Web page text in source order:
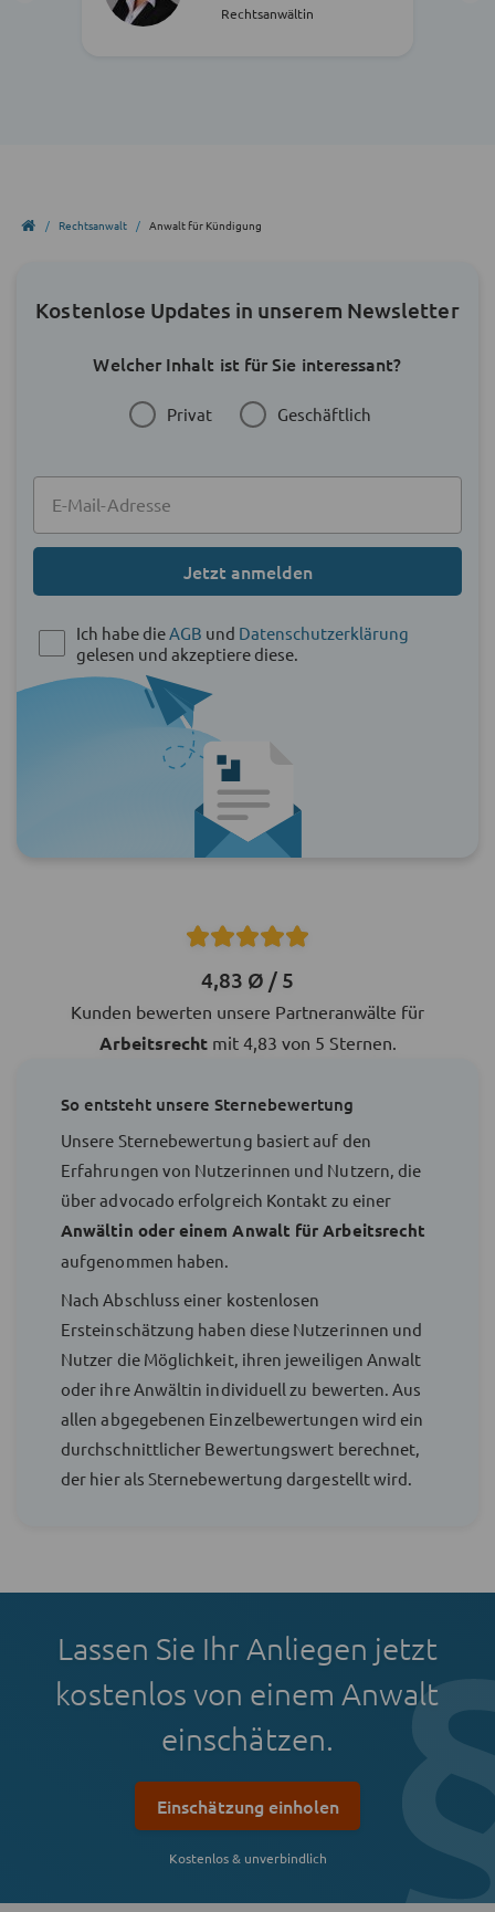
Rechtsanwältin
Rechtsanwalt Anwalt für Kündigung
Kostenlose Updates in unserem Newsletter
Welcher Inhalt ist für Sie interessant?
Privat Geschäftlich
Jetzt anmelden
Ich habe dieAGB und Datenschutzerklärung
gelesen und akzeptiere diese.
4,83 Ø / 5
Kunden bewerten unsere Partneranwälte für
Arbeitsrechtmit 4,83 von 5 Sternen.
So entsteht unsere Sternebewertung
Unsere Sternebewertung basiert auf den
Erfahrungen von Nutzerinnen und Nutzern, die
über advocado erfolgreich Kontakt zu einer
Anwältin oder einem Anwalt für Arbeitsrecht
aufgenommen haben.
Nach Abschluss einer kostenlosen
Ersteinschätzung haben diese Nutzerinnen und
Nutzer die Möglichkeit, ihren jeweiligen Anwalt
oder ihre Anwältin individuell zu bewerten. Aus
allen abgegebenen Einzelbewertungen wird ein
durchschnittlicher Bewertungswert berechnet,
der hier als Sternebewertung dargestellt wird.
Lassen Sie Ihr Anliegen jetzt
kostenlos von einem Anwalt
einschätzen.
Einschätzung einholen
Kostenlos & unverbindlich